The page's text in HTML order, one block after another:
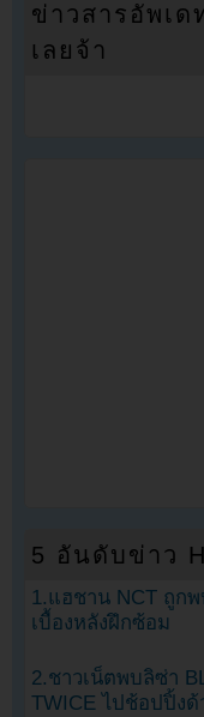
ข่าวสารอัพเ
เลยจ้า
5 อันดับข่าว
1.แฮชาน NCT ถูก
เบื้องหลังฝึกซ้อม
2.ชาวเน็ตพบลิซ่า
TWICE ไปช้อปปิ้ง